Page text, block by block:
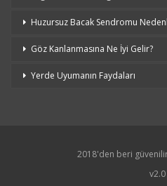
Huzursuz Bacak Sendromu
Göz Kanlanmasına Ne İyi Gelir?
Yerde Uyumanın Faydaları
2018'den beri
v2.0